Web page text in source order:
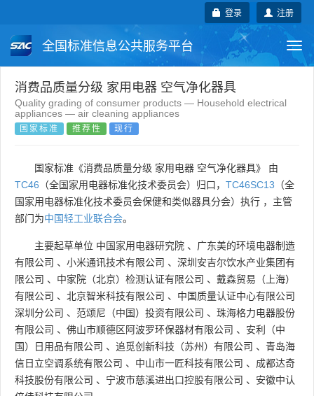
注册
登录
全国标准信息公共服务平台
国家标准 行业标准 地方标准
团体标准 企业标准
消费品质量分级 家用电器 空气净化器具
Quality grading of consumer products — Household electrical
appliances — air cleaning appliances
国家标准 推荐性 现行
国家标准《消费品质量分级 家用电器 空气净化器具》 由
TC46 （全国家用电器标准化技术委员会）归口， TC46SC13 （全
国家用电器标准化技术委员会保健和类似器具分会）执行 ，主管
部门为中国轻工业联合会。
主要起草单位 中国家用电器研究院 、 广东美的环境电器制造
有限公司 、 小米通讯技术有限公司 、 深圳安吉尔饮水产业集团有
限公司 、 中家院（北京）检测认证有限公司 、 戴森贸易（上海）
有限公司 、 北京智米科技有限公司 、 中国质量认证中心有限公司
深圳分公司 、 范颂尼（中国）投资有限公司 、 珠海格力电器股份
有限公司 、 佛山市顺德区阿波罗环保器材有限公司 、 安利（中
国）日用品有限公司 、 追觅创新科技（苏州）有限公司 、 青岛海
信日立空调系统有限公司 、 中山市一匠科技有限公司 、 成都达奇
科技股份有限公司 、 宁波市慈溪进出口控股有限公司 、 安徽中认